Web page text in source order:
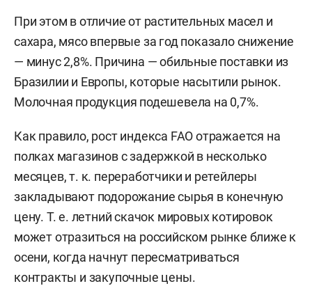
При этом в отличие от растительных масел и
сахара, мясо впервые за год показало снижение
— минус 2,8%. Причина — обильные поставки из
Бразилии и Европы, которые насытили рынок.
Молочная продукция подешевела на 0,7%.
Как правило, рост индекса FAO отражается на
полках магазинов с задержкой в несколько
месяцев, т. к. переработчики и ретейлеры
закладывают подорожание сырья в конечную
цену. Т. е. летний скачок мировых котировок
может отразиться на российском рынке ближе к
осени, когда начнут пересматриваться
контракты и закупочные цены.